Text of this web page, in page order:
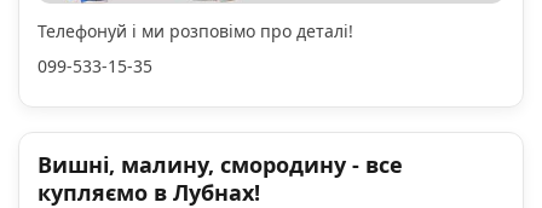
Телефонуй і ми розповімо про деталі!
099-533-15-35
Вишні, малину, смородину - все
купляємо в Лубнах!